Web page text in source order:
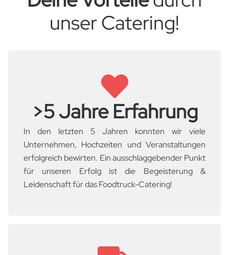
unser Catering!
>5 Jahre Erfahrung
In den letzten 5 Jahren konnten wir viele
Unternehmen, Hochzeiten und Veranstaltungen
erfolgreich bewirten. Ein ausschlaggebender Punkt
für unseren Erfolg ist die Begeisterung &
Leidenschaft für das Foodtruck-Catering!